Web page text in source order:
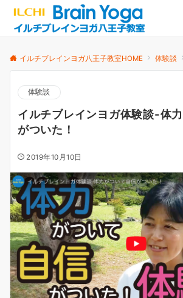
イルチブレインヨガ八王子教室HOME 体験談
体験談
イルチブレインヨガ体験談-体
がついた！
2019年10月10日